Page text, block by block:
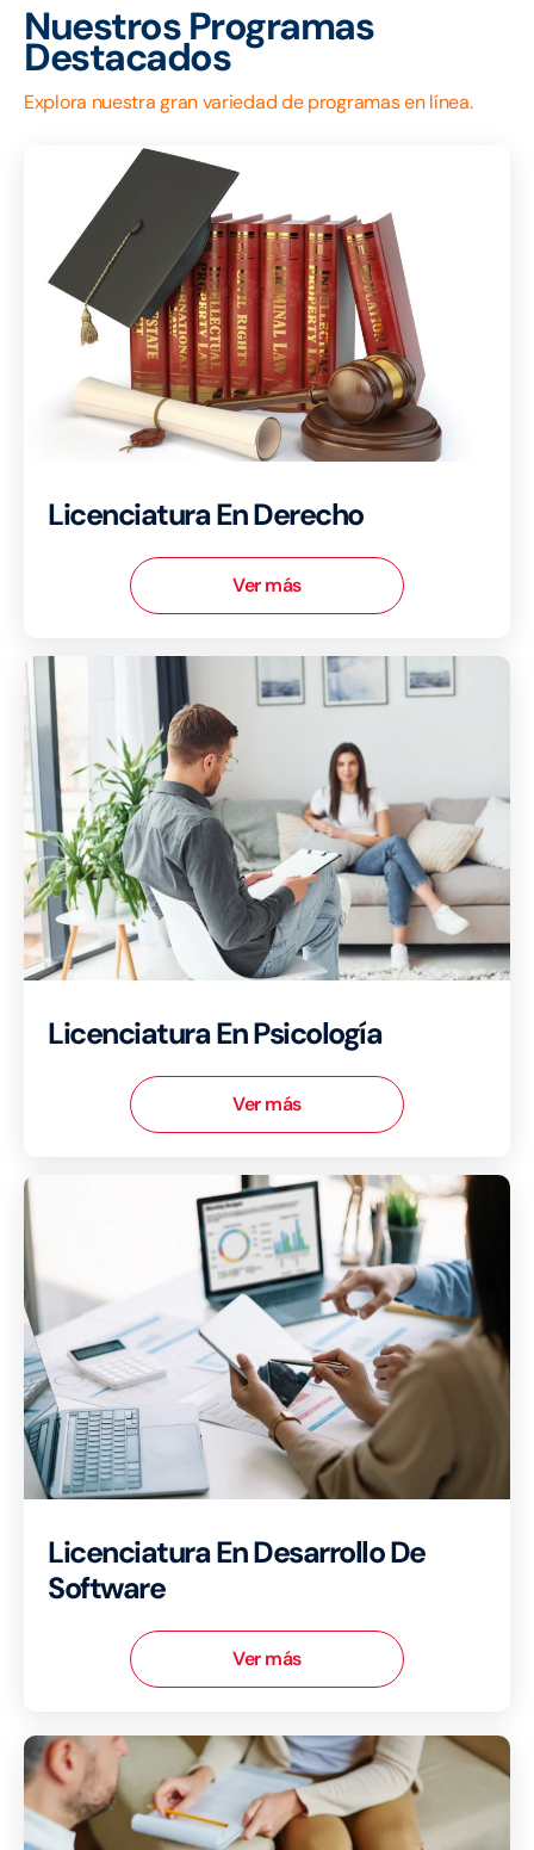
Nuestros Programas
Destacados
Explora nuestra gran variedad de programas en línea.
Licenciatura En Derecho
Ver más
Licenciatura En Psicología
Ver más
Licenciatura En Desarrollo De
Software
Ver más